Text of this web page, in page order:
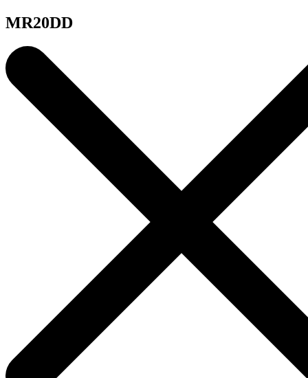
MR20DD